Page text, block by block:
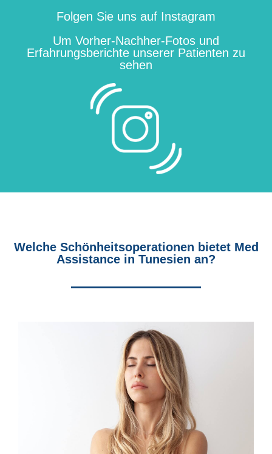
Folgen Sie uns auf Instagram
Um Vorher-Nachher-Fotos und
Erfahrungsberichte unserer Patienten zu
sehen
Welche Schönheitsoperationen bietet Med
Assistance in Tunesien an?